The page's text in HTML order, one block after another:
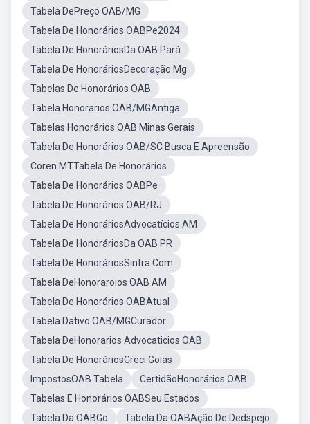
Tabela DePreço OAB/MG
Tabela De Honorários OABPe2024
Tabela De HonoráriosDa OAB Pará
Tabela De HonoráriosDecoração Mg
Tabelas De Honorários OAB
Tabela Honorarios OAB/MGAntiga
Tabelas Honorários OAB Minas Gerais
Tabela De Honorários OAB/SC Busca E Apreensão
Coren MTTabela De Honorários
Tabela De Honorários OABPe
Tabela De Honorários OAB/RJ
Tabela De HonoráriosAdvocatícios AM
Tabela De HonoráriosDa OAB PR
Tabela De HonoráriosSintra Com
Tabela DeHonoraroios OAB AM
Tabela De Honorários OABAtual
Tabela Dativo OAB/MGCurador
Tabela DeHonorarios Advocaticios OAB
Tabela De HonoráriosCreci Goias
ImpostosOAB Tabela
CertidãoHonorários OAB
Tabelas E Honorários OABSeu Estados
Tabela Da OABGo
Tabela Da OABAção De Dedspejo